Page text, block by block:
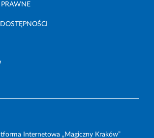
PRAWNE
Internetowa „Magiczny Kraków”